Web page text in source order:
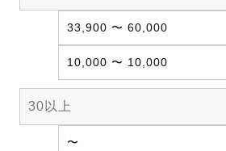
33,900 〜 60,000
10,000 〜 10,000
30以上
〜